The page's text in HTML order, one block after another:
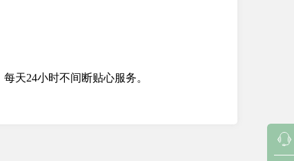
天24小时不间断贴心服务。